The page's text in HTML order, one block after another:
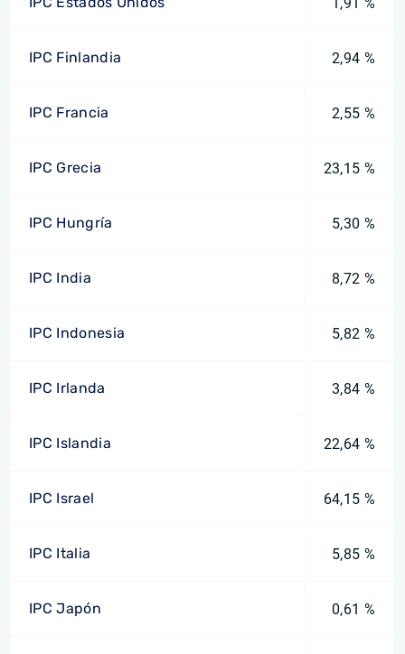
IPC Finlandia 2,94 %
IPC Francia 2,55 %
IPC Grecia 23,15 %
IPC Hungría 5,30 %
IPC India 8,72 %
IPC Indonesia 5,82 %
IPC Irlanda 3,84 %
IPC Islandia 22,64 %
IPC Israel 64,15 %
IPC Italia 5,85 %
IPC Japón 0,61 %